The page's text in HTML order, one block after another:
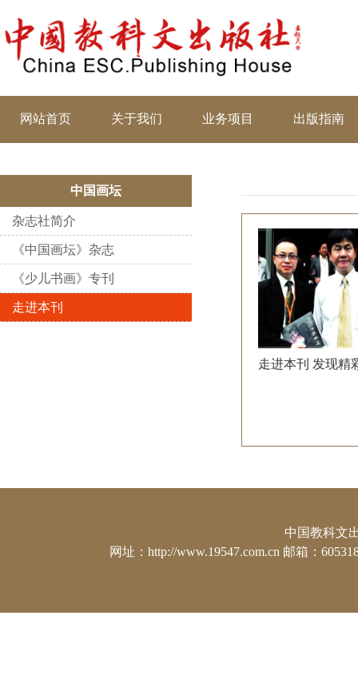
网站首页 关于我们 业务项目 出版指南
中国画坛
杂志社简介
《中国画坛》杂志
《少儿书画》专刊
走进本刊
走进本刊 发现
中国教科文
网址：http://www.19547.com.cn 邮箱：